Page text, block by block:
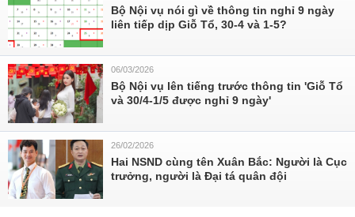
Bộ Nội vụ nói gì về thông tin nghỉ 9 ngày
liên tiếp dịp Giỗ Tổ, 30-4 và 1-5?
06/03/2026
Bộ Nội vụ lên tiếng trước thông tin 'Giỗ Tổ
và 30/4-1/5 được nghỉ 9 ngày'
26/02/2026
Hai NSND cùng tên Xuân Bắc: Người là Cục
trưởng, người là Đại tá quân đội